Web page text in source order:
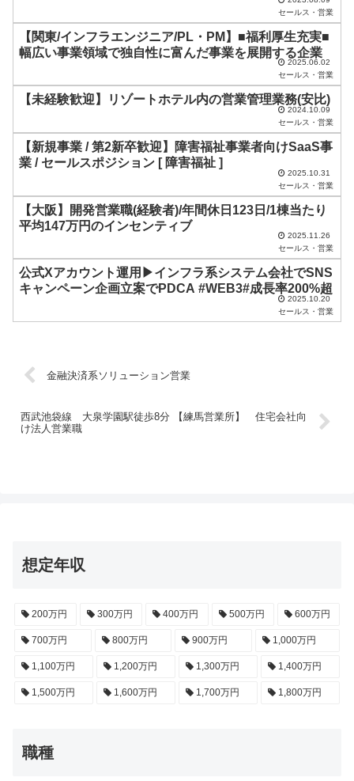
の
ま
に
て
く
さ
い
セールス・営業
【関東/インフラエンジニア/PL・PM】■福利厚生充実■
幅広い事業領域で独自性に富んだ事業を展開する企業
2025.06.02
セールス・営業
【未経験歓迎】リゾートホテル内の営業管理業務(安比)
2024.10.09
セールス・営業
【新規事業 / 第2新卒歓迎】障害福祉事業者向けSaaS事
業 / セールスポジション [ 障害福祉 ]
2025.10.31
セールス・営業
【大阪】開発営業職(経験者)/年間休日123日/1棟当たり
平均147万円のインセンティブ
2025.11.26
セールス・営業
公式Xアカウント運用▶インフラ系システム会社でSNS
キャンペーン企画立案でPDCA #WEB3#成長率200%超
2025.10.20
セールス・営業
金融決済系ソリューション営業
西武池袋線 大泉学園駅徒歩8分 【練馬営業所】 住宅会社向
け法人営業職
想定年収
200万円 300万円 400万円 500万円 600万円
700万円 800万円 900万円 1,000万円
1,100万円 1,200万円 1,300万円 1,400万円
1,500万円 1,600万円 1,700万円 1,800万円
職種